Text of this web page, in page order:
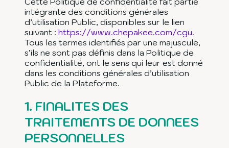
intégrante des conditions générales
d’utilisation Public, disponibles sur le lien
suivant : https://www.chepakee.com/cgu.
Tous les termes identifiés par une majuscule,
s’ils ne sont pas définis dans la Politique de
confidentialité, ont le sens qui leur est donné
dans les conditions générales d’utilisation
Public de la Plateforme.
1. FINALITES DES
TRAITEMENTS DE DONNEES
PERSONNELLES